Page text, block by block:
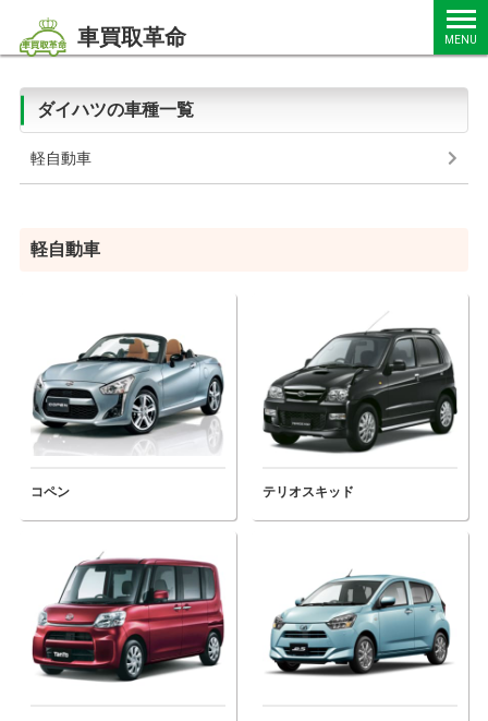
車買取革命 MENU
ダイハツの車種一覧
軽自動車
軽自動車
コペン テリオスキッド